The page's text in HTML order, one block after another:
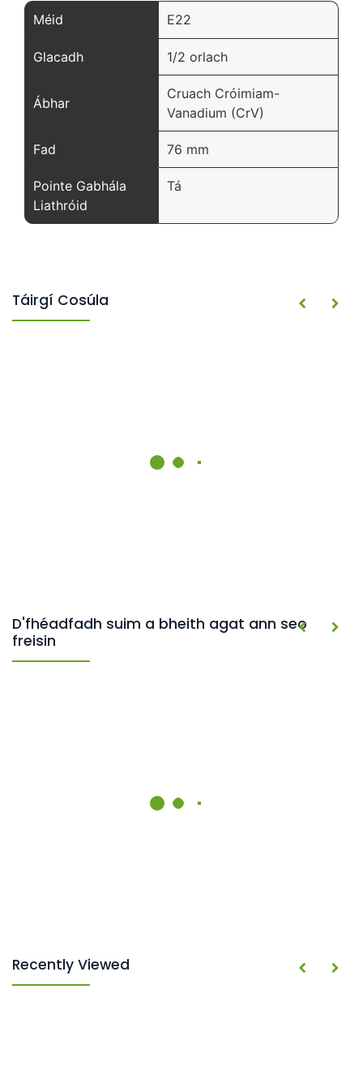
Méid E22
Glacadh 1/2 orlach
Ábhar
Cruach Cróimiam-
Vanadium (CrV)
Fad 76 mm
Pointe Gabhála
Liathróid
Tá
Táirgí Cosúla
D'fhéadfadh suim a bheith agat ann seo
freisin
Recently Viewed